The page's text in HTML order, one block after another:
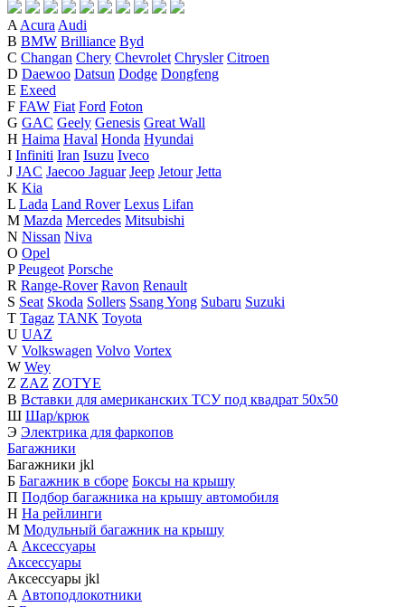
A Acura Audi
B BMW Brilliance Byd
C Changan Chery Chevrolet Chrysler Citroen
D Daewoo Datsun Dodge Dongfeng
E Exeed
F FAW Fiat Ford Foton
G GAC Geely Genesis Great Wall
H Haima Haval Honda Hyundai
I Infiniti Iran Isuzu Iveco
J JAC Jaecoo Jaguar Jeep Jetour Jetta
K Kia
L Lada Land Rover Lexus Lifan
M Mazda Mercedes Mitsubishi
N Nissan Niva
O Opel
P Peugeot Porsche
R Range-Rover Ravon Renault
S Seat Skoda Sollers Ssang Yong Subaru Suzuki
T Tagaz TANK Toyota
U UAZ
V Volkswagen Volvo Vortex
W Wey
Z ZAZ ZOTYE
В Вставки для американских ТСУ под квадрат 50х50
Ш Шар/крюк
Э Электрика для фаркопов
Багажники
Багажники jkl
Б Багажник в сборе Боксы на крышу
П Подбор багажника на крышу автомобиля
Н На рейлинги
М Модульный багажник на крышу
А Аксессуары
Аксессуары
Аксессуары jkl
А Автоподлокотники